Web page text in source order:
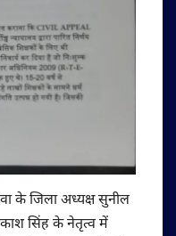
के जिला अध्यक्ष सुनील
सिंह के नेतृत्व में